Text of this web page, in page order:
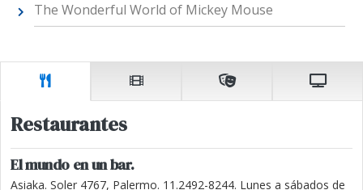
The Wonderful World of Mickey Mouse
Restaurantes
El mundo en un bar.
Asiaka. Soler 4767, Palermo. 11.2492-8244. Lunes a sábados de